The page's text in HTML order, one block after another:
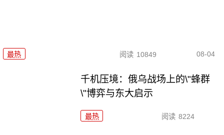
最热 阅读 10849 08-04
千机压境：俄乌战场上的\"蜂群
\"博弈与东大启示
最热 阅读 8224